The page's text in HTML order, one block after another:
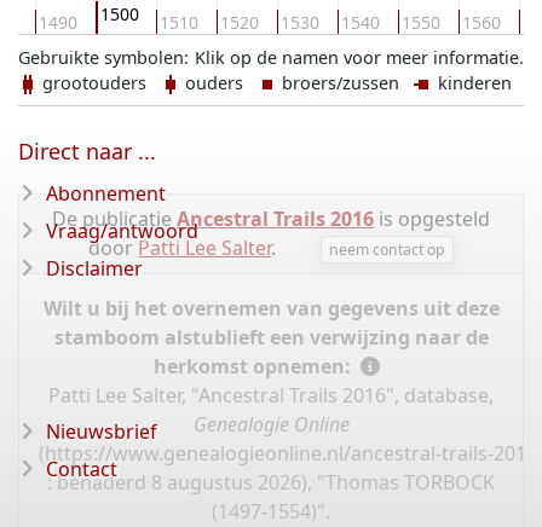
1490 1500 1510 1520 1530 1540 1550 1560
Klik op de namen voor meer informatie.
Gebruikte symbolen:
grootouders
ouders broers/zussen kinderen
De publicatie Ancestral Trails 2016 is opgesteld
door Patti Lee Salter. neem contact op
Wilt u bij het overnemen van gegevens uit deze
stamboom alstublieft een verwijzing naar de
herkomst opnemen:
Patti Lee Salter, "Ancestral Trails 2016", database,
Genealogie Online
(https://www.genealogieonline.nl/ancestral-trails-
: benaderd 8 augustus 2026), "Thomas TORBOCK
(1497-1554)".
Direct naar ...
Abonnement
Vraag/antwoord
Disclaimer
Nieuwsbrief
Contact